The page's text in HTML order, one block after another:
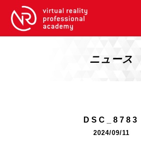
VRアカデミーとは
【2026年10月】ARエキスパートコース
ニュース
DSC_8783
2024/09/11